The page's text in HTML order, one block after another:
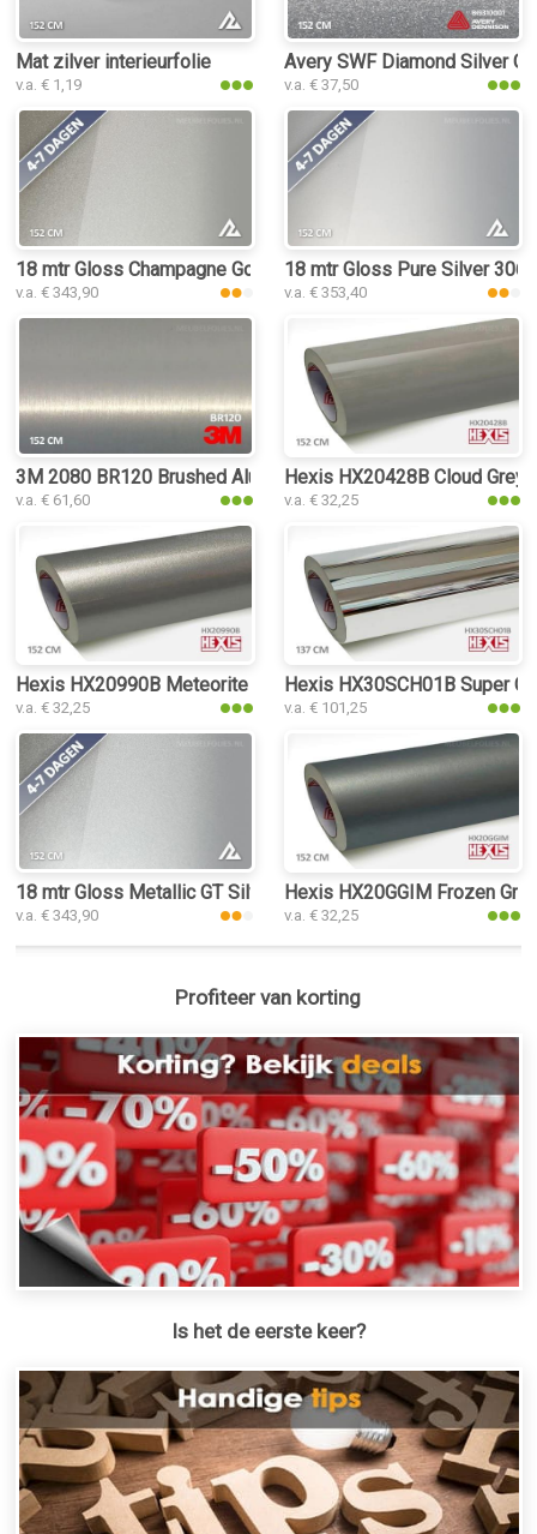
Mat zilver interieurfolie
v.a. € 1,19
Avery SWF Diamond Silver
v.a. € 37,50
18 mtr Gloss Champagne Gold 3182 interieurfolie
v.a. € 343,90
18 mtr Gloss Pure Silver
v.a. € 353,40
3M 2080 BR120 Brushed Aluminium interieurfolie
v.a. € 61,60
Hexis HX20428B Cloud Grey
v.a. € 32,25
Hexis HX20990B Meteorite Grey Metal Gloss interieurfolie
v.a. € 32,25
Hexis HX30SCH01B Super
v.a. € 101,25
18 mtr Gloss Metallic GT Silver 3171 interieurfolie
v.a. € 343,90
Hexis HX20GGIM Frozen
v.a. € 32,25
Profiteer van korting
Is het de eerste keer?